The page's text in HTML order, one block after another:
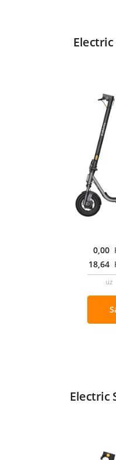
0,00
18,64
uz
Electric